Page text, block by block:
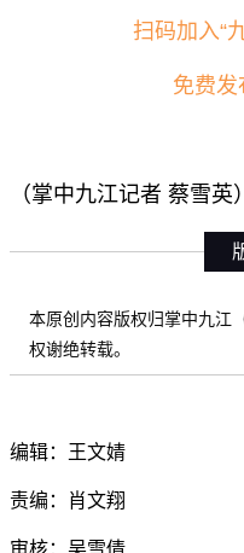
扫码加入“
免费发
（掌中九江记者 蔡雪英）
本原创内容版权归掌中九江
权谢绝转载。
编辑：王文婧
责编：肖文翔